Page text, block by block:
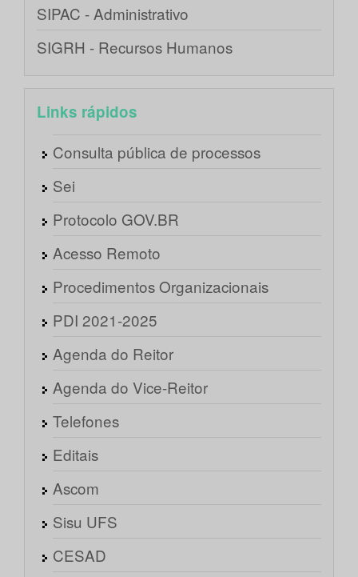
SIPAC - Administrativo
SIGRH - Recursos Humanos
Links rápidos
Consulta pública de processos
Sei
Protocolo GOV.BR
Acesso Remoto
Procedimentos Organizacionais
PDI 2021-2025
Agenda do Reitor
Agenda do Vice-Reitor
Telefones
Editais
Ascom
Sisu UFS
CESAD